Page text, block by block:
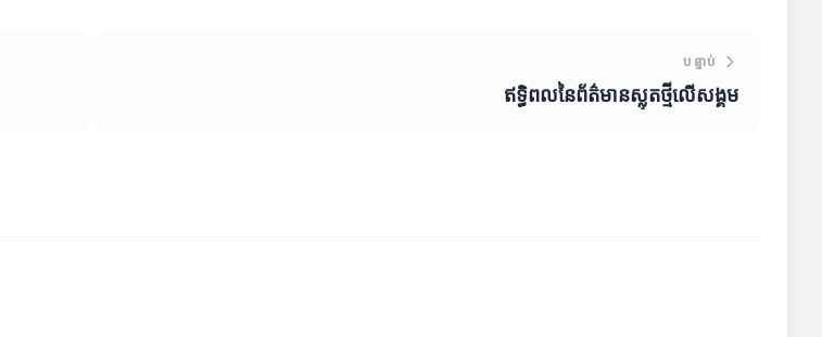
បន្ទាប់
ឥទ្ធិពលនៃព័ត៌មានស្លុតថ្មីលើសង្គម